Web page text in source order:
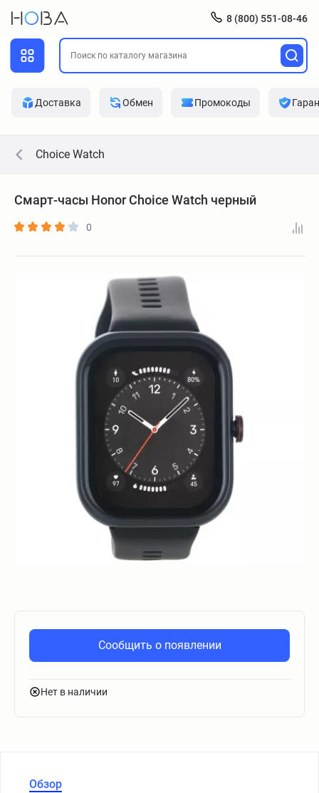
8 (800) 551-08-46
Доставка Обмен Промокоды
Choice Watch
Смарт-часы Honor Choice Watch черный
0
Сообщить о появлении
Нет в наличии
Обзор